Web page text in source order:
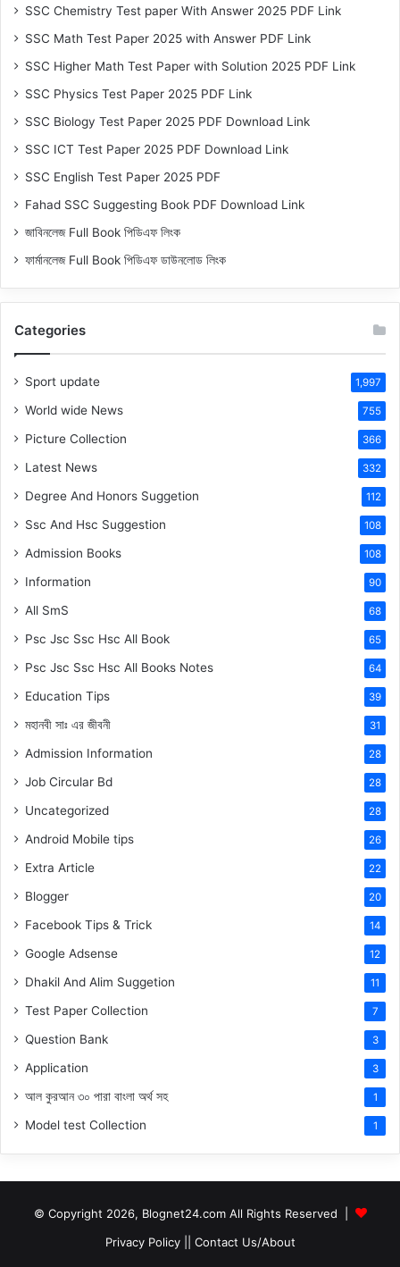
SSC Chemistry Test paper With Answer 2025 PDF Link
SSC Math Test Paper 2025 with Answer PDF Link
SSC Higher Math Test Paper with Solution 2025 PDF Link
SSC Physics Test Paper 2025 PDF Link
SSC Biology Test Paper 2025 PDF Download Link
SSC ICT Test Paper 2025 PDF Download Link
SSC English Test Paper 2025 PDF
Fahad SSC Suggesting Book PDF Download Link
জাবিনলেজ Full Book পিডিএফ লিংক
ফার্মানলেজ Full Book পিডিএফ ডাউনলোড লিংক
Categories
Sport update 1,997
World wide News 755
Picture Collection 366
Latest News 332
Degree And Honors Suggetion 112
Ssc And Hsc Suggestion 108
Admission Books 108
Information 90
All SmS 68
Psc Jsc Ssc Hsc All Book 65
Psc Jsc Ssc Hsc All Books Notes 64
Education Tips 39
মহানবী সাঃ এর জীবনী 31
Admission Information 28
Job Circular Bd 28
Uncategorized 28
Android Mobile tips 26
Extra Article 22
Blogger 20
Facebook Tips & Trick 14
Google Adsense 12
Dhakil And Alim Suggetion 11
Test Paper Collection 7
Question Bank 3
Application 3
আল কুরআন ৩০ পারা বাংলা অর্থ সহ 1
Model test Collection 1
© Copyright 2026, Blognet24.com All Rights Reserved |
Privacy Policy|| Contact Us/About